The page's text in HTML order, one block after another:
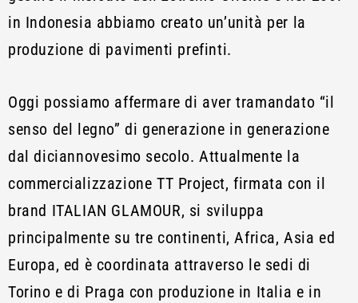
in Indonesia abbiamo creato un’unità per la
produzione di pavimenti prefinti.
Oggi possiamo affermare di aver tramandato “il
senso del legno” di generazione in generazione
dal diciannovesimo secolo. Attualmente la
commercializzazione TT Project, firmata con il
brand ITALIAN GLAMOUR, si sviluppa
principalmente su tre continenti, Africa, Asia ed
Europa, ed è coordinata attraverso le sedi di
Torino e di Praga con produzione in Italia e in